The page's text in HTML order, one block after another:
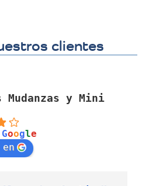
clientes
Mudanzas y Mini
Google